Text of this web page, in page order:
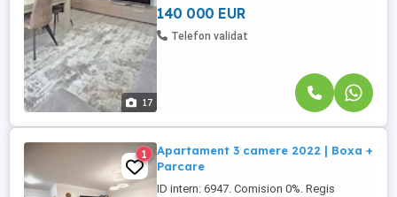
17
adauga doua balcoane, si ...
140 000 EUR
Telefon validat
1
Apartament 3 camere 2022 | Boxa +
Parcare
ID intern: 6947. Comision 0%. Regis